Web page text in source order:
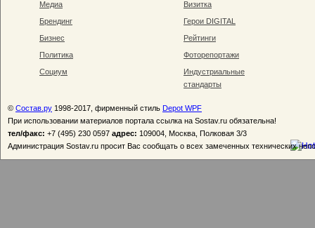
Медиа
Брендинг
Бизнес
Политика
Социум
Визитка
Герои DIGITAL
Рейтинги
Фоторепортажи
Индустриальные
стандарты
© Состав.ру 1998-2017, фирменный стиль Depot WPF
При использовании материалов портала ссылка на Sostav.ru обязательна!
тел/факс: +7 (495) 230 0597 адрес: 109004, Москва, Полковая 3/3
Администрация Sostav.ru просит Вас сообщать о всех замеченных технических